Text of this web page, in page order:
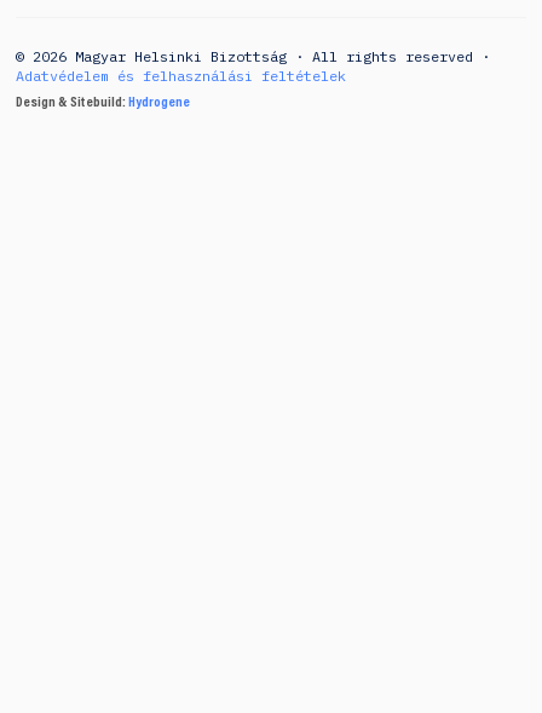
© 2026 Magyar Helsinki Bizottság · All rights reserved ·
Adatvédelem és felhasználási feltételek
Design & Sitebuild: Hydrogene